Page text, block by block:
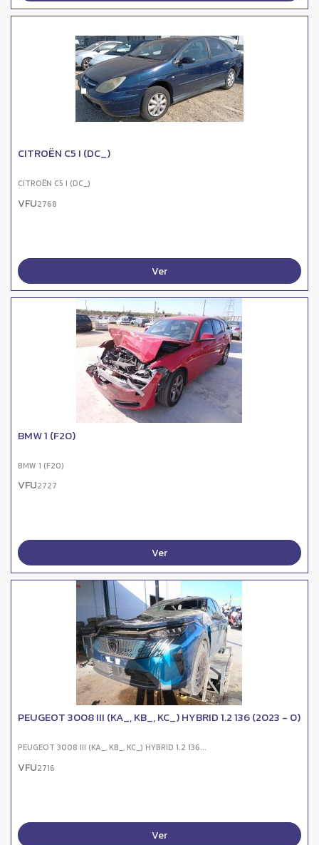
CITROËN C5 I (DC_)
CITROËN C5 I (DC_)
VFU2768
Ver
BMW 1 (F20)
BMW 1 (F20)
VFU2727
Ver
PEUGEOT 3008 III (KA_, KB_, KC_) HYBRID 1.2 136 (2023 - 0)
PEUGEOT 3008 III (KA_, KB_, KC_) HYBRID 1.2 136...
VFU2716
Ver